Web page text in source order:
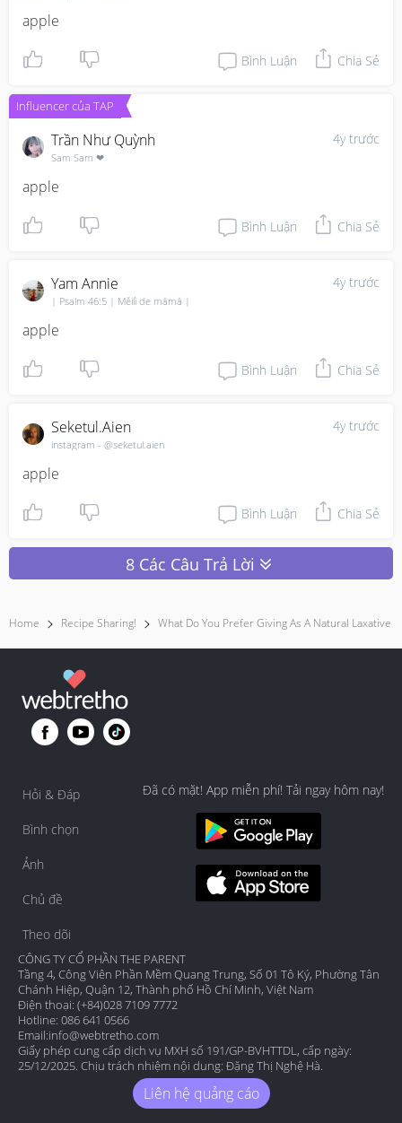
apple
Bình Luận Chia Sẻ
Influencer của TAP
4y trước
Trần Như Quỳnh
Sam Sam ❤
apple
Bình Luận Chia Sẻ
4y trước
Yam Annie
| Psalm 46:5 | Měilì de māmā |
apple
Bình Luận Chia Sẻ
4y trước
Seketul.aien
instagram - @seketul.aien
apple
Bình Luận Chia Sẻ
8 Các Câu Trả Lời
Home Recipe Sharing! What Do You Prefer Giving As A Natural Laxative
Hỏi & Đáp
Bình chọn
Ảnh
Chủ đề
Theo dõi
Đã có mặt! App miễn phí! Tải ngay hôm nay!
CÔNG TY CỔ PHẦN THE PARENT
Tầng 4, Công Viên Phần Mềm Quang Trung, Số 01 Tô Ký, Phường Tân
Chánh Hiệp, Quận 12, Thành phố Hồ Chí Minh, Việt Nam
Điện thoại: (+84)028 7109 7772
Hotline: 086 641 0566
Email:info@webtretho.com
Giấy phép cung cấp dịch vụ MXH số 191/GP-BVHTTDL, cấp ngày:
25/12/2025. Chịu trách nhiệm nội dung: Đặng Thị Nghệ Hà.
Liên hệ quảng cáo